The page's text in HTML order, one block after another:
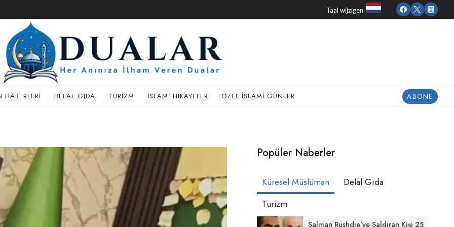
Taal wijzigen
HABERLERI DELAL GIDA TURIZM İSLAMI HIKAYELER ÖZEL İSLAMI GÜNLER ABONE
Popüler Naberler
Küresel Müslüman
Delal Gıda
Turizm
Salman Rushdie’ye Saldıran Kişi 25